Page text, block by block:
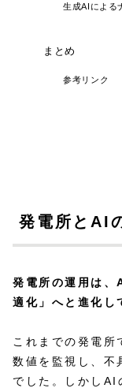
生成AIによる
まとめ
参考リンク
発電所とAI
発電所の運用は、
適化」へと進化し
これまでの発電所
数値を監視し、不
でした。しかしAI